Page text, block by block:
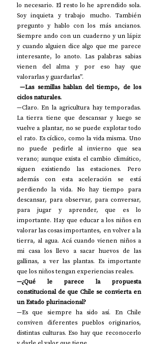
lo necesario. El resto lo he aprendido sola.
Soy inquieta y trabajo mucho. También
pregunto y hablo con los más ancianos.
Siempre ando con un cuaderno y un lápiz
y cuando alguien dice algo que me parece
interesante, lo anoto. Las palabras sabias
vienen del alma y por eso hay que
valorarlas y guardarlas”.
—Las semillas hablan del tiempo, de los
ciclos naturales.
—Claro. En la agricultura hay temporadas.
La tierra tiene que descansar y luego se
vuelve a plantar, no se puede explotar todo
el rato. Es cíclico, como la vida misma. Uno
no puede pedirle al invierno que sea
verano; aunque exista el cambio climático,
siguen existiendo las estaciones. Pero
además con esta aceleración se está
perdiendo la vida. No hay tiempo para
descansar, para observar, para conversar,
para jugar y aprender, que es lo
importante. Hay que educar a los niños en
valorar las cosas importantes, en volver a la
tierra, al agua. Acá cuando vienen niños a
mi casa los llevo a sacar huevos de las
gallinas, a ver las plantas. Es importante
que los niños tengan experiencias reales.
—¿Qué le parece la propuesta
constitucional de que Chile se convierta en
un Estado plurinacional?
—Es que siempre ha sido así. En Chile
conviven diferentes pueblos originarios,
distintas culturas. Eso hay que reconocerlo